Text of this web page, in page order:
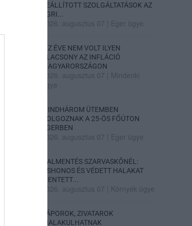
LEÁLLÍTOTT SZOLGÁLTATÁSOK AZ
EGRI...
2026. augusztus 07 Eger ügye
TÍZ ÉVE NEM VOLT ILYEN
ALACSONY AZ INFLÁCIÓ
MAGYARORSZÁGON
2026. augusztus 07
Mindenki
ügye
MINDHÁROM ÜTEMBEN
DOLGOZNAK A 25-ÖS FŐÚTON
EGERBEN
2026. augusztus 07 Eger ügye
HALMENTÉS SZARVASKŐNÉL:
ŐSHONOS ÉS VÉDETT HALAKAT
MENTETT...
2026. augusztus 07 Környék ügye
ZÁPOROK, ZIVATAROK
KIALAKULHATNAK